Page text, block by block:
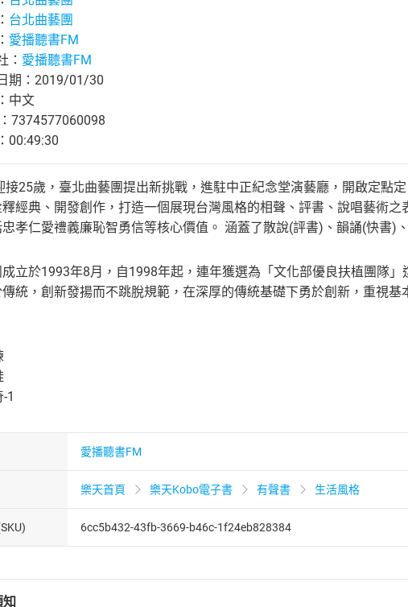
台北曲藝團
愛播聽書FM
： 愛播聽書FM
期：2019/01/30
中文
7374577060098
00:49:30
接25歲，臺北曲藝團提出新挑戰，進駐中正紀念堂演藝廳，開啟定點
經典、開發創作，打造一個展現台灣風格的相聲、評書、說唱藝術
忠孝仁愛禮義廉恥智勇信等核心價值。 涵蓋了散說(評書)、韻誦(快書)
立於1993年8月，自1998年起，連年獲選為「文化部優良扶植團隊
統，創新發揚而不跳脫規範，在深厚的傳統基礎下勇於創新，重視
1
愛播聽書FM
樂天首頁 樂天Kobo電子書 有聲書 生活風格
6cc5b432-43fb-3669-b46c-1f24eb828384
知